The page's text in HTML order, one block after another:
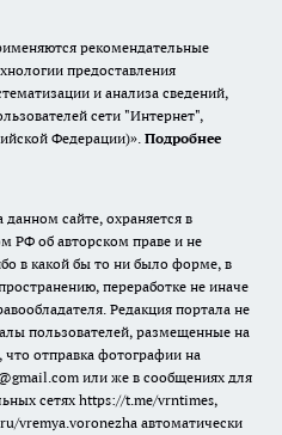
рекомендательные
предоставления
и анализа сведений,
сети "Интернет",
Федерации)». Подробнее
сайте, охраняется в
РФ об авторском праве и не
в какой бы то ни было форме, в
переработке не иначе
Редакция портала не
пользователей, размещенные на
отправка фотографии на
или же в сообщениях для
сетях https://t.me/vrntimes,
vremya.voronezha автоматически